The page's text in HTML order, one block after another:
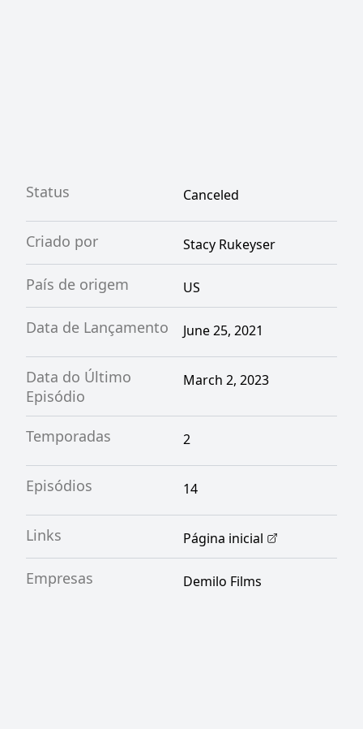
Status Canceled
Criado por Stacy Rukeyser
País de origem US
Data de Lançamento June 25, 2021
Data do Último
Episódio
March 2, 2023
Temporadas 2
Episódios 14
Links Página inicial
Empresas Demilo Films